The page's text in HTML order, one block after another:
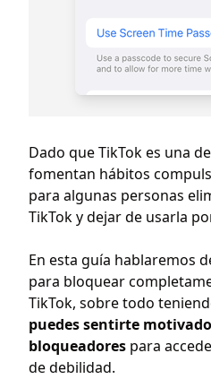
Dado que TikTok es una
fomentan hábitos
para algunas personas
TikTok y dejar de usarla
En esta guía hablaremos
para bloquear
TikTok, sobre todo
puedes sentirte
bloqueadores para
de debilidad.